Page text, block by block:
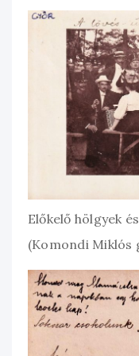
Előkelő hölgyek
(Komondi Miklós